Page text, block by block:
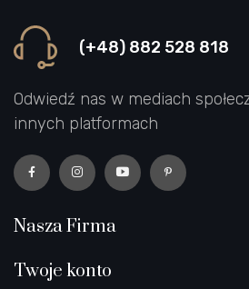
(+48) 882 528 818
Odwiedź nas w mediach
innych platformach
Nasza Firma
Twoje konto